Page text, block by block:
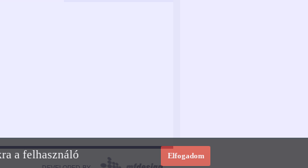
a felhasználó
Elfogadom